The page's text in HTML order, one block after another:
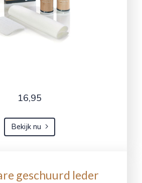
16,95
Bekijk nu
geschuurd leder